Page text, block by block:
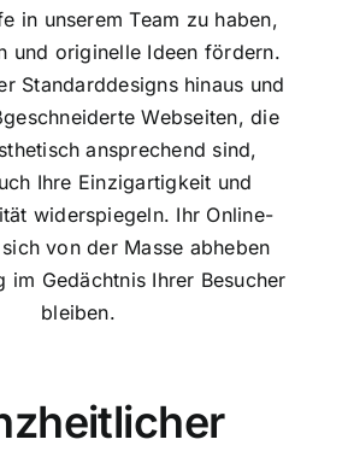
in unserem Team zu haben,
und originelle Ideen fördern.
Standarddesigns hinaus und
Webseiten, die
ansprechend sind,
Ihre Einzigartigkeit und
widerspiegeln. Ihr Online-
von der Masse abheben
im Gedächtnis Ihrer Besucher
bleiben.